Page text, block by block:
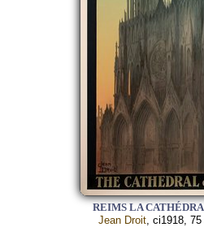
REIMS LA
Jean Droit, ci1918,